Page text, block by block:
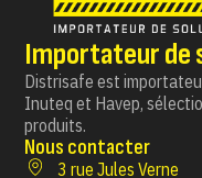
Importateur de
Distrisafe est
Inuteq et Havep,
produits.
Nous contacter
3 rue Jules Verne